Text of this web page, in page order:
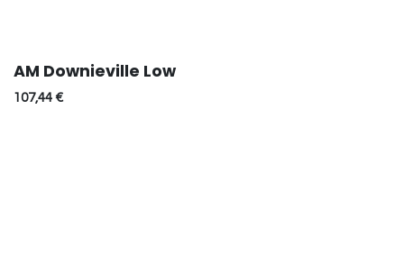
AM Downieville Low
107,44 €